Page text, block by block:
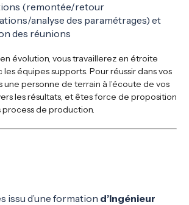
(remontée/retour
analyse des paramétrages) et
des réunions
évolution, vous travaillerez en étroite
équipes supports. Pour réussir dans vos
une personne de terrain à l’écoute de vos
les résultats, et êtes force de proposition
de production.
issu d’une formation d’Ingénieur